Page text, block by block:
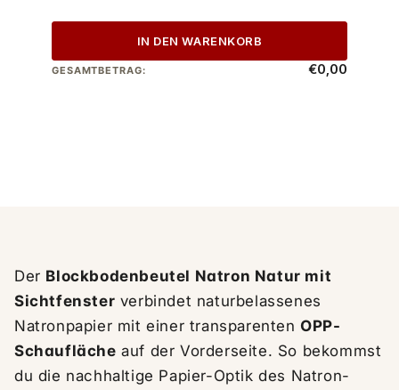
GESAMTBETRAG: €0,00
IN DEN WARENKORB
Der Blockbodenbeutel Natron Natur mit
Sichtfenster verbindet naturbelassenes
Natronpapier mit einer transparenten OPP-
Schaufläche auf der Vorderseite. So bekommst
du die nachhaltige Papier-Optik des Natron-